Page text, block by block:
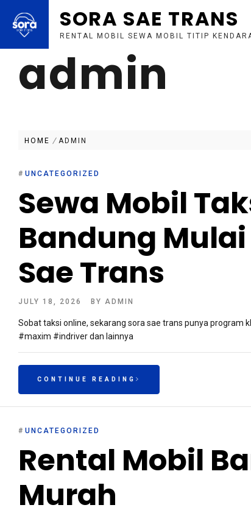
content
SORA SAE TRANS
RENTAL MOBIL SEWA MOBIL TITIP
admin
HOME ADMIN
# UNCATEGORIZED
Sewa Mobil
Bandung
Sae Trans
JULY 18, 2026 BY ADMIN
Sobat taksi online, sekarang sora sae trans punya
#maxim #indriver dan lainnya
CONTINUE READING
# UNCATEGORIZED
Rental Mobil
Murah